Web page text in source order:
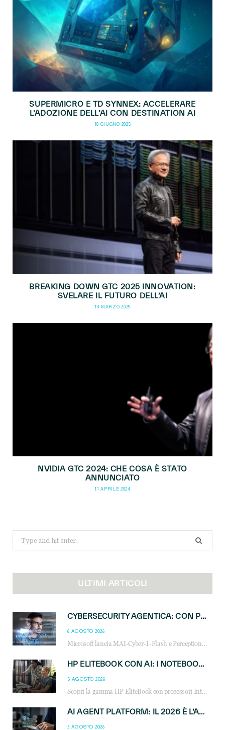
SUPERMICRO E TD SYNNEX: ACCELERARE
L’ADOZIONE DELL’AI CON DESTINATION AI
18 GIUGNO 2025
BREAKING DOWN GTC 2025 INNOVATION:
SVELARE IL FUTURO DELL’AI
14 MARZO 2025
NVIDIA GTC 2024: CHE COSA È STATO
ANNUNCIATO
11 APRILE 2024
for:
ULTIMI ARTICOLI
CYBERSECURITY AGENTICA: CON PERCEPTION E MAI-CYBER-1-FLASH MICROSOFT APRE NUOVI SERVIZI PER IL CANALE
6 AGOSTO 2026
Microsoft lancia MAI-Cyber-1-Flash e Perception: cybersecurity agentica in preview dal 3 novembre. Cosa cambia per MSP, system integrator e reseller.
HP ELITEBOOK CON AI: I NOTEBOOK BUSINESS INTELLIGENTI CHE TRASFORMANO PRODUTTIVITÀ, SICUREZZA E LAVORO IBRIDO
5 AGOSTO 2026
Scopri la gamma HP EliteBook con processori Intel® Core™ Ultra e AMD Ryzen™ AI. Notebook business progettati per aumentare la produttività, migliorare la collaborazione e garantire sicurezza avanzata in ufficio e in mobilità.
AI AGENT PLATFORM: IL 2026 È L’ANNO DEL «SISTEMA OPERATIVO» PER GLI AGENTI AZIENDALI
3 AGOSTO 2026